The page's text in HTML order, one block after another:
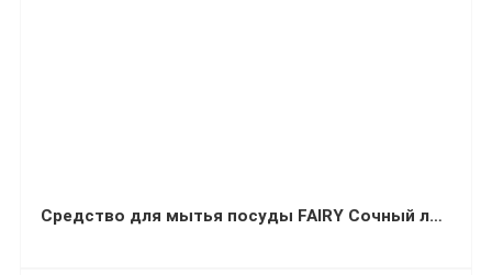
Средство для мытья посуды FAIRY Сочный лимон 900мл